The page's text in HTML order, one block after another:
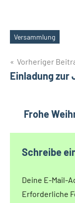
Schlagwörter
Versammlung
Vorheriger
Einladung zur
Frohe
Schreibe
Deine E-Mail-
Erforderliche